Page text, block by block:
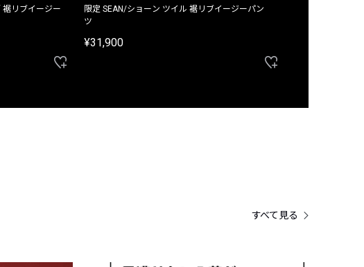
裾リブイージー
限定 SEAN/ショーン ツイル 裾リブイージーパン
ツ
¥31,900
すべて見る